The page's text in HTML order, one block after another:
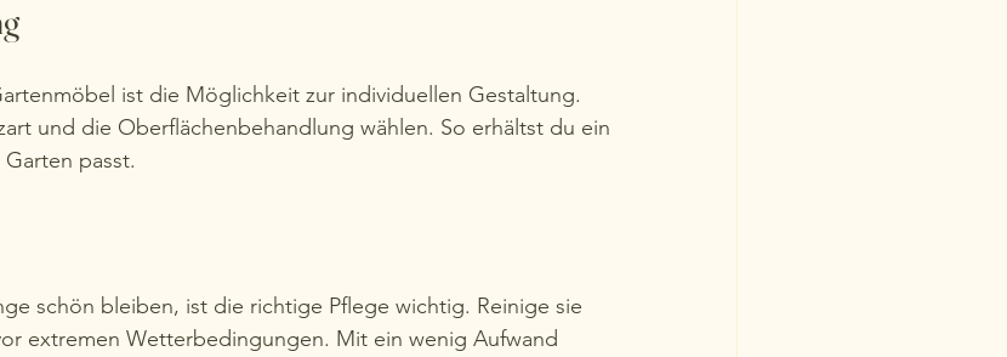
ist die Möglichkeit zur individuellen Gestaltung.
und die Oberflächenbehandlung wählen. So erhältst du ein
passt.
schön bleiben, ist die richtige Pflege wichtig. Reinige sie
extremen Wetterbedingungen. Mit ein wenig Aufwand